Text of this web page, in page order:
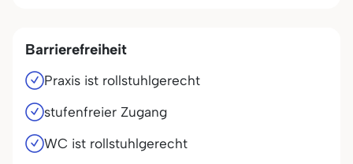
Barrierefreiheit
Praxis ist rollstuhlgerecht
stufenfreier Zugang
WC ist rollstuhlgerecht